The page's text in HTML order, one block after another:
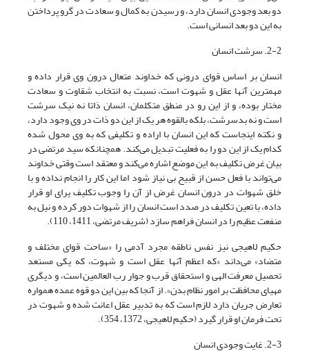
دو بعد وجودی انسان دارد، و رسیدن به کمال و سعادت در گرو پرداختن
به این دو بعد انسانی است.
2-2. سرشت انسان
انسان بر اساس قوای درونی که خداوند متعال درون وی قرار داده و
مهمترین آنها عقل و شهوت است، نسبت به انتخاب شقاوت و سعادت
مختار بوده، و از این رو در منطق متکلمان، انسان ذاتا نه نیک سرشت
است و نه بدسرشت، بلکه بالقوه هر یک از این دو ذات در وی وجود دارد،
و نکته اینجاست که این انسان با اراده و تکلیفی که به وی محول شده
کدام یک از این دو را به فعلیت تبدیل می‌کند. همچنانکه سید مرتضی در
بیان غرض تکلیف به این موضع اشاره می‌کند و معتقد است وقتی خداوند
می‌تواند با فعل حسن از قبیح بی نیاز شود اما این کار را انجام نداده و با
خلق شهوات در درون انسان غرض از آن را وجوب تکلیف یرای او قرار
داده، با تعین تکلیف در صدد است انسان را از شهوات دور کرده و نیل به
منفعت عظیم را در انسان فراهم سازد (شریف مرتضی، 1411، 110).
حکیم لاهیجی نیز نفس ناطقه مجرد آدمی را «ساحت قوای مختلف و
متضاد» می‌داند «که اعظم آنها عقل است و شهوت، که یکی مستعد
تحصیل معرفت الهی و استحقاق قرب و جوار رب العالمین است، و دیگری
مهیای محافظت بر امور نظام بدن». از آنجا که بین این دو قوه عمده همواره
تعارض جریان دارد لازم است که به تدبیر عقل اعانت شده و شهوت در
تحت فرمان او قرار گیرد (حکیم لاهیجی، 1372، 354).
2-3. غایت وجودی انسان